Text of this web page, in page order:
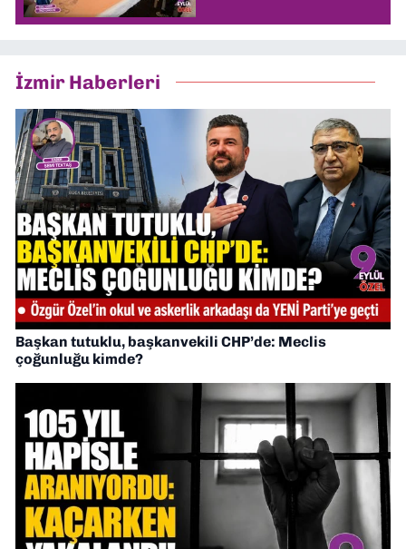
İzmir Haberleri
Başkan tutuklu, başkanvekili CHP’de: Meclis
çoğunluğu kimde?